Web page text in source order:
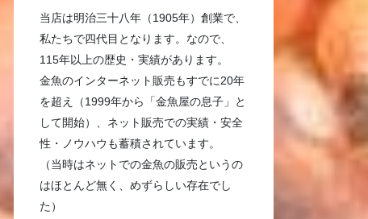
当店は明治三十八年（1905年）創業で、
私たちで四代目となります。なので、
115年以上の歴史・実績があります。
金魚のインターネット販売もすでに20年
を超え（1999年から「金魚屋の息子」と
して開始）、ネット販売での実績・安全
性・ノウハウも蓄積されています。
（当時はネットでの金魚の販売というの
はほとんど無く、めずらしい存在でし
た）